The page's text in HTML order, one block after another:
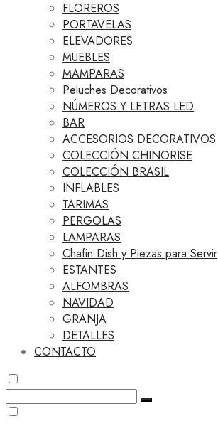
FLOREROS
PORTAVELAS
ELEVADORES
MUEBLES
MAMPARAS
Peluches Decorativos
NÚMEROS Y LETRAS LED
BAR
ACCESORIOS DECORATIVOS
COLECCIÓN CHINORISE
COLECCIÓN BRASIL
INFLABLES
TARIMAS
PERGOLAS
LAMPARAS
Chafin Dish y Piezas para Servir
ESTANTES
ALFOMBRAS
NAVIDAD
GRANJA
DETALLES
CONTACTO